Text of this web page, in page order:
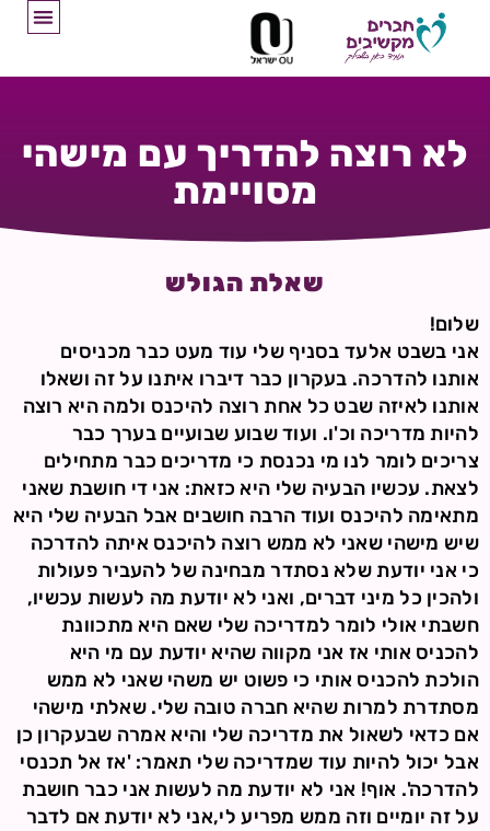
לא רוצה להדריך עם מישהי
מסויימת
שאלת הגולש
שלום!
אני בשבט אלעד בסניף שלי עוד מעט כבר מכניסים
אותנו להדרכה. בעקרון כבר דיברו איתנו על זה ושאלו
אותנו לאיזה שבט כל אחת רוצה להיכנס ולמה היא רוצה
להיות מדריכה וכ'ו. ועוד שבוע שבועיים בערך כבר
צריכים לומר לנו מי נכנסת כי מדריכים כבר מתחילים
לצאת. עכשיו הבעיה שלי היא כזאת: אני די חושבת שאני
מתאימה להיכנס ועוד הרבה חושבים אבל הבעיה שלי היא
שיש מישהי שאני לא ממש רוצה להיכנס איתה להדרכה
כי אני יודעת שלא נסתדר מבחינה של להעביר פעולות
ולהכין כל מיני דברים, ואני לא יודעת מה לעשות עכשיו,
חשבתי אולי לומר למדריכה שלי שאם היא מתכוונת
להכניס אותי אז אני מקווה שהיא יודעת עם מי היא
הולכת להכניס אותי כי פשוט יש משהי שאני לא ממש
מסתדרת למרות שהיא חברה טובה שלי. שאלתי מישהי
אם כדאי לשאול את מדריכה שלי והיא אמרה שבעקרון כן
אבל יכול להיות עוד שמדריכה שלי תאמר: 'אז אל תכנסי
להדרכה'. אוף! אני לא יודעת מה לעשות אני כבר חושבת
על זה יומיים וזה ממש מפריע לי,אני לא יודעת אם לדבר